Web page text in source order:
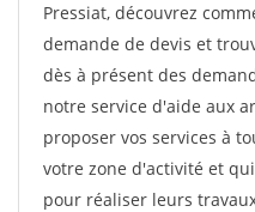
Pressiat, découvrez
demande de devis et
dès à présent des
notre service d'aide aux
proposer vos services à
votre zone d'activité et
pour réaliser leurs